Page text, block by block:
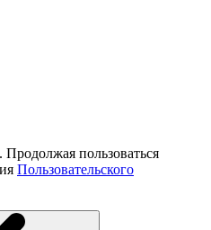
пользоваться
Пользовательского